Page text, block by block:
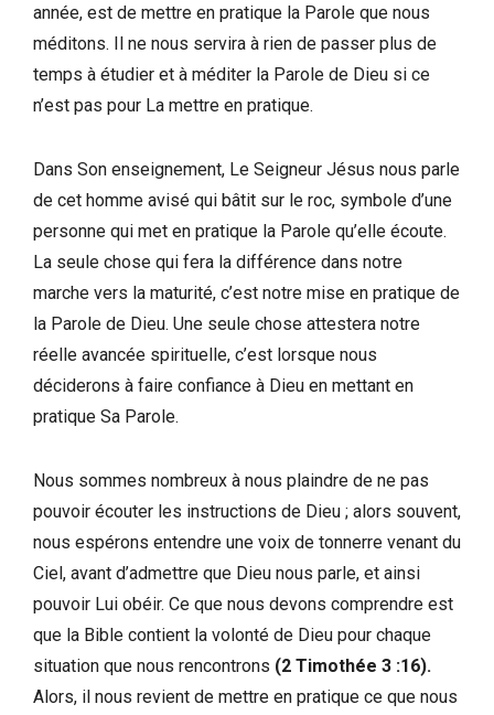
année, est de mettre en pratique la Parole que nous
méditons. Il ne nous servira à rien de passer plus de
temps à étudier et à méditer la Parole de Dieu si ce
n’est pas pour La mettre en pratique.
Dans Son enseignement, Le Seigneur Jésus nous parle
de cet homme avisé qui bâtit sur le roc, symbole d’une
personne qui met en pratique la Parole qu’elle écoute.
La seule chose qui fera la différence dans notre
marche vers la maturité, c’est notre mise en pratique de
la Parole de Dieu. Une seule chose attestera notre
réelle avancée spirituelle, c’est lorsque nous
déciderons à faire confiance à Dieu en mettant en
pratique Sa Parole.
Nous sommes nombreux à nous plaindre de ne pas
pouvoir écouter les instructions de Dieu ; alors souvent,
nous espérons entendre une voix de tonnerre venant du
Ciel, avant d’admettre que Dieu nous parle, et ainsi
pouvoir Lui obéir. Ce que nous devons comprendre est
que la Bible contient la volonté de Dieu pour chaque
situation que nous rencontrons (2 Timothée 3 :16).
Alors, il nous revient de mettre en pratique ce que nous